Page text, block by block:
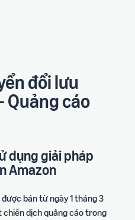
đổi lưu
Quảng cáo
dụng giải pháp
Amazon
bán từ ngày 1 tháng 3
chiến dịch quảng cáo trong